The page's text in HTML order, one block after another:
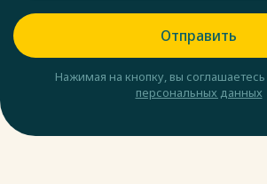
Отправить
Нажимая на кнопку, вы соглашаетесь
персональных данных